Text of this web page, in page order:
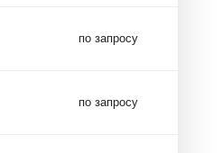
по запросу
по запросу